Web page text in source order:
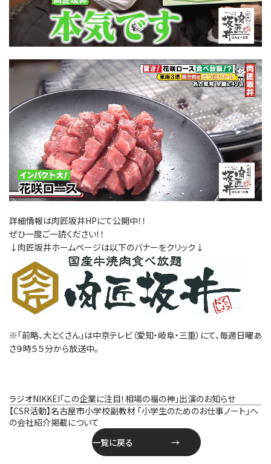
詳細情報は肉匠坂井HPにて公開中！！
ぜひ一度ご一読ください！！
↓肉匠坂井ホームページは以下のバナーをクリック↓
※「前略、大とくさん」は中京テレビ（愛知・岐阜・三重）にて、毎週日曜あ
さ９時５５分から放送中。
投
稿
ナ
ラジオNIKKEI「この企業に注目！相場の福の神」出演のお知らせ
【CSR活動】名古屋市小学校副教材 「小学生のためのお仕事ノート」へ
の会社紹介掲載について
一覧に戻る